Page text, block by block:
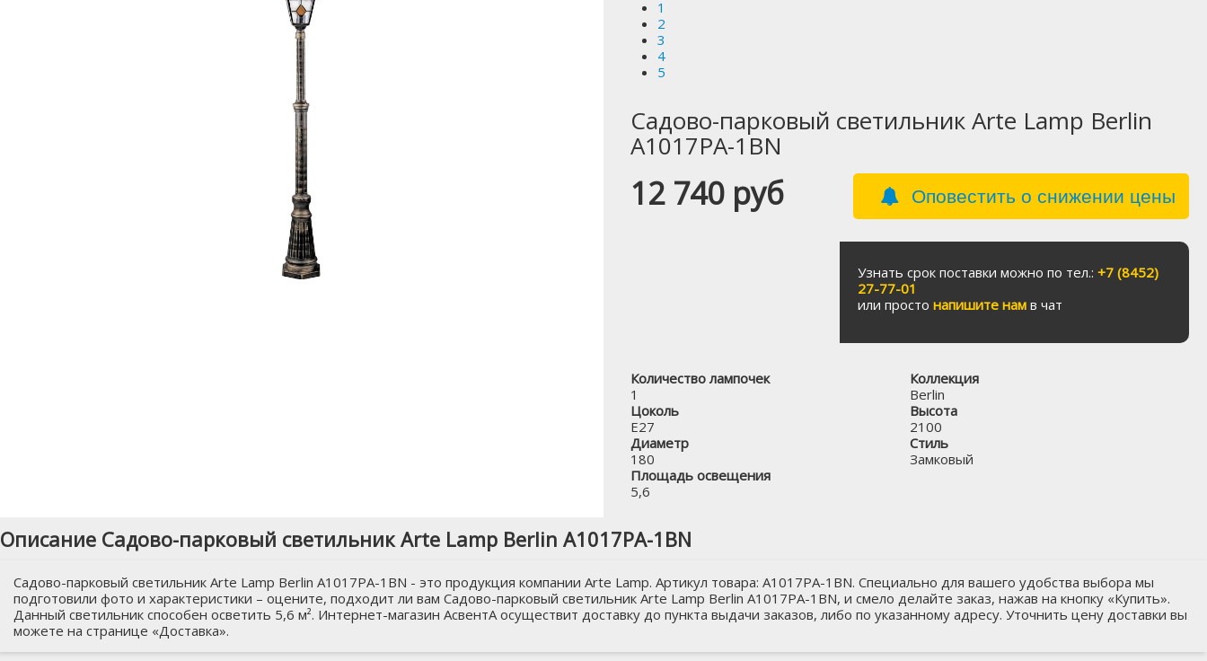
1
2
3
4
5
Садово-парковый светильник Arte Lamp Berlin
A1017PA-1BN
12 740 руб Оповестить о снижении цены
Узнать срок поставки можно по тел.:+7 (8452)
27-77-01
или простонапишите нам в чат
Количество лампочек
1
Коллекция
Berlin
Цоколь
E27
Высота
2100
Диаметр
180
Стиль
Замковый
Площадь освещения
5,6
Описание Садово-парковый светильник Arte Lamp Berlin A1017PA-1BN
Садово-парковый светильник Arte Lamp Berlin A1017PA-1BN - это продукция компании Arte Lamp. Артикул товара: A1017PA-1BN. Специально для вашего удобства выбора мы
подготовили фото и характеристики – оцените, подходит ли вам Садово-парковый светильник Arte Lamp Berlin A1017PA-1BN, и смело делайте заказ, нажав на кнопку «Купить».
Данный светильник способен осветить 5,6 м². Интернет-магазин АсвентА осуществит доставку до пункта выдачи заказов, либо по указанному адресу. Уточнить цену доставки вы
можете на странице «Доставка».